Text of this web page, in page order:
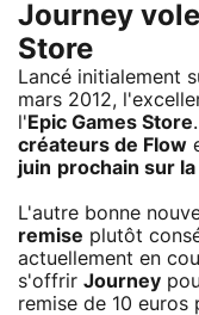
Journey
Store
Lancé initialement
mars 2012,
l' Epic Games Store
créateurs de Flow
juin prochain sur
L'autre bonne
remise plutôt
actuellement en
s'offrir Journey
remise de 10